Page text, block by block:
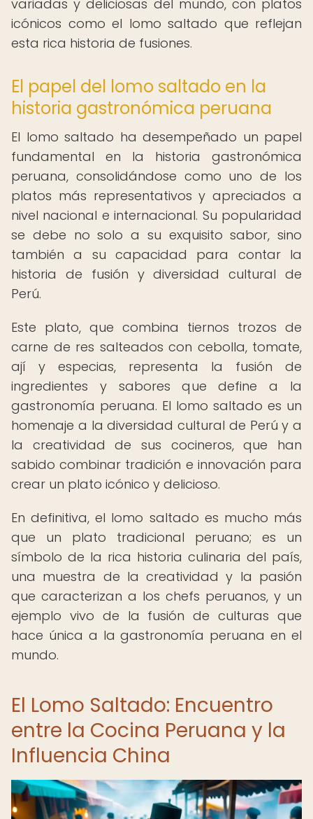
variadas y deliciosas del mundo, con platos
icónicos como el lomo saltado que reflejan
esta rica historia de fusiones.
El papel del lomo saltado en la
historia gastronómica peruana
El lomo saltado ha desempeñado un papel
fundamental en la historia gastronómica
peruana, consolidándose como uno de los
platos más representativos y apreciados a
nivel nacional e internacional. Su popularidad
se debe no solo a su exquisito sabor, sino
también a su capacidad para contar la
historia de fusión y diversidad cultural de
Perú.
Este plato, que combina tiernos trozos de
carne de res salteados con cebolla, tomate,
ají y especias, representa la fusión de
ingredientes y sabores que define a la
gastronomía peruana. El lomo saltado es un
homenaje a la diversidad cultural de Perú y a
la creatividad de sus cocineros, que han
sabido combinar tradición e innovación para
crear un plato icónico y delicioso.
En definitiva, el lomo saltado es mucho más
que un plato tradicional peruano; es un
símbolo de la rica historia culinaria del país,
una muestra de la creatividad y la pasión
que caracterizan a los chefs peruanos, y un
ejemplo vivo de la fusión de culturas que
hace única a la gastronomía peruana en el
mundo.
El Lomo Saltado: Encuentro
entre la Cocina Peruana y la
Influencia China